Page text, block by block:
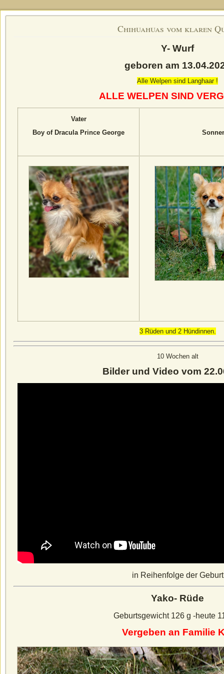
Chihuahuas vom klaren
Y- Wurf
geboren am
Alle Welpen sind Langhaar !
ALLE WELPEN SIND
Vater
Boy of Dracula Prince George
3 Rüden und 2 Hündinnen.
10 Wochen alt
Bilder und Video vom
in Reihenfolge der Geburt
Yako- Rüde
Geburtsgewicht 126 g -heute
Vergeben an Familie